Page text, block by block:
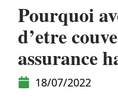
Pourquoi
d’etre
assurance
18/07/2022